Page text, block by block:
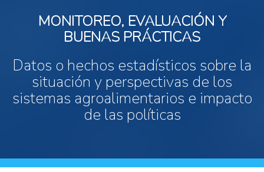
MONITOREO, EVALUACIÓN Y
BUENAS PRÁCTICAS
Datos o hechos estadísticos sobre la
situación y perspectivas de los
sistemas agroalimentarios e impacto
de las políticas